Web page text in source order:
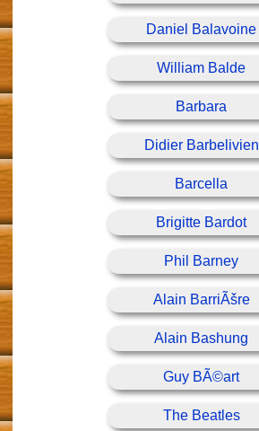
Daniel Balavoine
William Balde
Barbara
Didier Barbelivien
Barcella
Brigitte Bardot
Phil Barney
Alain BarriÃšre
Alain Bashung
Guy BÃ©art
The Beatles